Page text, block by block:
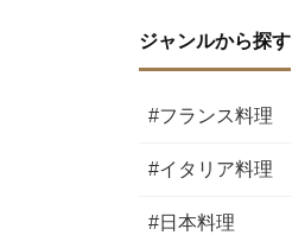
ジャンルから探す
#フランス料理
#イタリア料理
#日本料理